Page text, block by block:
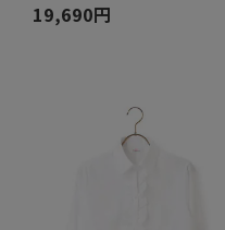
19,690円